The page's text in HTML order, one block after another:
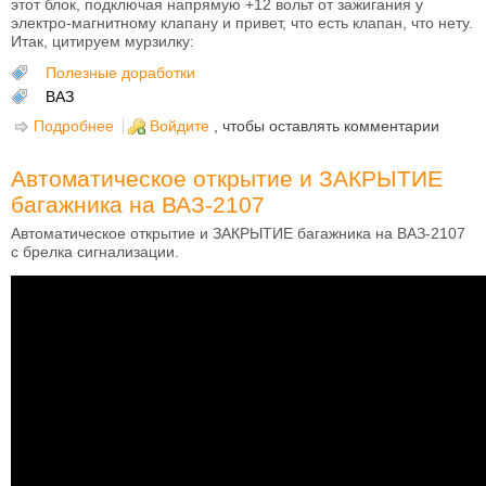
этот блок, подключая напрямую +12 вольт от зажигания у
электро-магнитному клапану и привет, что есть клапан, что нету.
Итак, цитируем мурзилку:
Полезные доработки
ВАЗ
Подробнее о Доработка штатной работы ЭПХХ на ВАЗ-2104,
Войдите , чтобы оставлять комментарии
Автоматическое открытие и ЗАКРЫТИЕ
багажника на ВАЗ-2107
Автоматическое открытие и ЗАКРЫТИЕ багажника на ВАЗ-2107
с брелка сигнализации.